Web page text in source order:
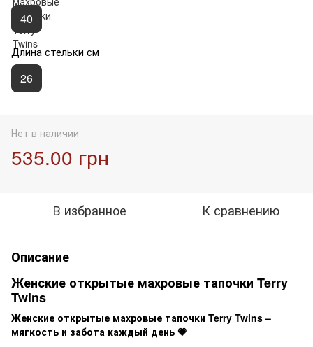
40
Длина стельки см
26
Нет в наличии
535.00 грн
В избранное К сравнению
Описание
Женские открытые махровые тапочки Terry
Twins
Женские открытые махровые тапочки Terry Twins –
мягкость и забота каждый день 💗